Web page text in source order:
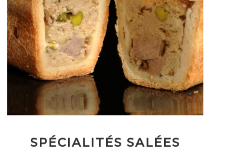
SPÉCIALITÉS SALÉES